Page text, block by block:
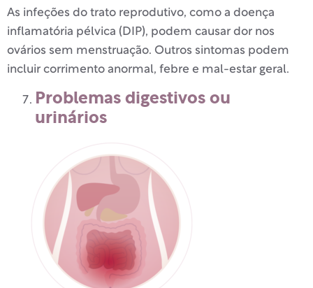
As infeções do trato reprodutivo, como a doença
inflamatória pélvica (DIP), podem causar dor nos
ovários sem menstruação. Outros sintomas podem
incluir corrimento anormal, febre e mal-estar geral.
Problemas digestivos ou
urinários